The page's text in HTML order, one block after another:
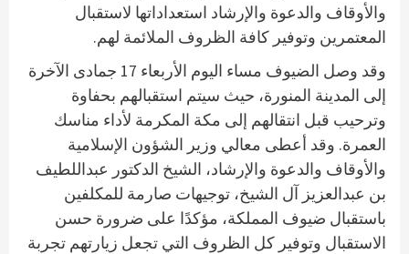
والأوقاف والدعوة والإرشاد استعداداتها لاستقبال
المعتمرين وتوفير كافة الظروف الملائمة لهم.
وقد وصل الضيوف مساء اليوم الأربعاء 17 جمادى الآخرة
إلى المدينة المنورة، حيث سيتم استقبالهم بحفاوة
وترحيب قبل انتقالهم إلى مكة المكرمة لأداء مناسك
العمرة. وقد أعطى معالي وزير الشؤون الإسلامية
والأوقاف والدعوة والإرشاد، الشيخ الدكتور عبداللطيف
بن عبدالعزيز آل الشيخ، توجيهات صارمة للمكلفين
باستقبال ضيوف المملكة، مؤكدًا على ضرورة حسن
الاستقبال وتوفير كل الظروف التي تجعل زيارتهم تجربة